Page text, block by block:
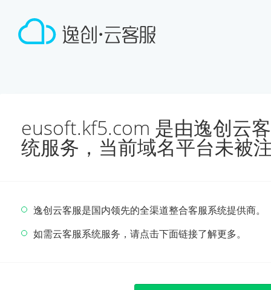
eusoft.kf5.com 是由逸创云
统服务，当前域名平台未被
逸创云客服是国内领先的全渠道整合客服系统提供商。
如需云客服系统服务，请点击下面链接了解更多。